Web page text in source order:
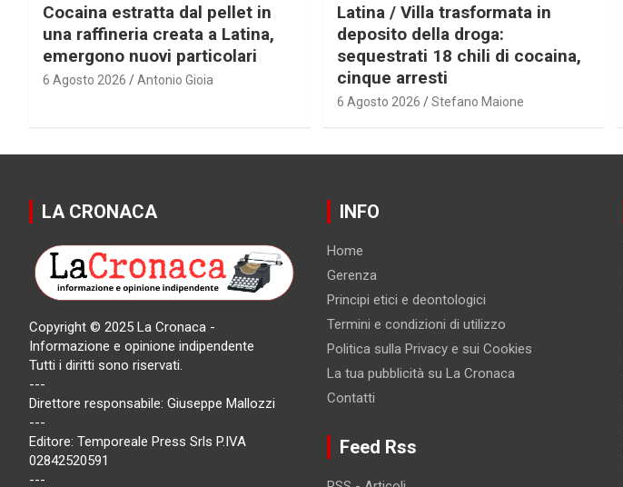
Cocaina estratta dal pellet in
una raffineria creata a Latina,
emergono nuovi particolari
6 Agosto 2026 Antonio Gioia
Latina / Villa trasformata in
deposito della droga:
sequestrati 18 chili di cocaina,
cinque arresti
6 Agosto 2026 Stefano Maione
LA CRONACA
Copyright © 2025 La Cronaca -
Informazione e opinione indipendente
Tutti i diritti sono riservati.
---
Direttore responsabile: Giuseppe Mallozzi
---
Editore: Temporeale Press Srls P.IVA
02842520591
---
INFO
Home
Gerenza
Principi etici e deontologici
Termini e condizioni di utilizzo
Politica sulla Privacy e sui Cookies
La tua pubblicità su La Cronaca
Contatti
Feed Rss